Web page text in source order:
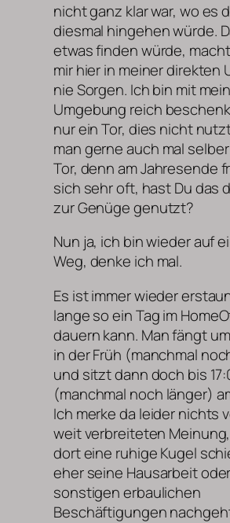
nicht ganz klar war, wo es
diesmal hingehen würde.
etwas finden würde,
mir hier in meiner direkten
nie Sorgen. Ich bin mit
Umgebung reich
nur ein Tor, dies nicht
man gerne auch mal
Tor, denn am Jahresende
sich sehr oft, hast Du das
zur Genüge genutzt?
Nun ja, ich bin wieder auf
Weg, denke ich mal.
Es ist immer wieder
lange so ein Tag im
dauern kann. Man fängt
in der Früh (manchmal
und sitzt dann doch bis
(manchmal noch länger)
Ich merke da leider nichts
weit verbreiteten
dort eine ruhige Kugel
eher seine Hausarbeit oder
sonstigen erbaulichen
Beschäftigungen